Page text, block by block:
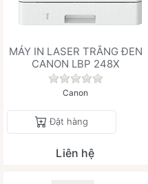
MÁY IN LASER TRẮNG ĐEN
CANON LBP 248X
Chưa có đánh
Canon
Đặt hàng
Liên hệ